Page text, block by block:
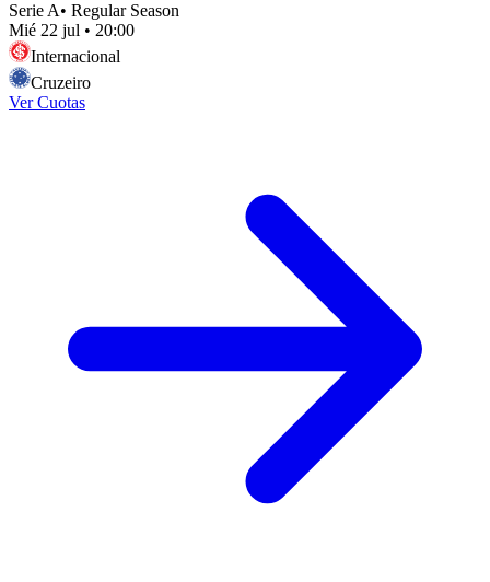
Serie A• Regular Season
Mié 22 jul • 20:00
Internacional
Cruzeiro
Ver Cuotas